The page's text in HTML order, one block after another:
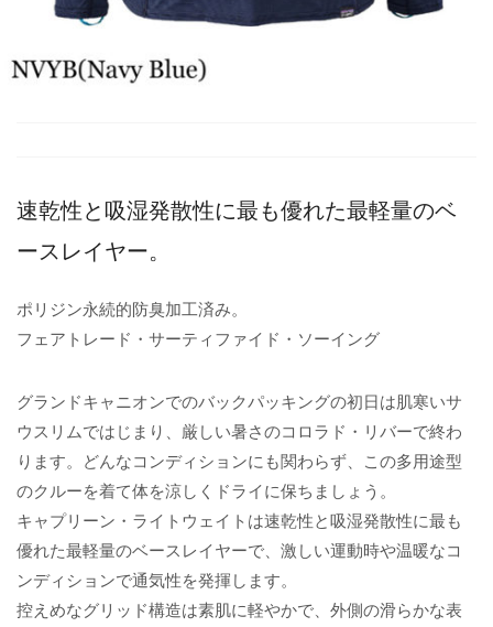
速乾性と吸湿発散性に最も優れた最軽量のベ
ースレイヤー。
ポリジン永続的防臭加工済み。
フェアトレード・サーティファイド・ソーイング
グランドキャニオンでのバックパッキングの初日は肌寒いサ
ウスリムではじまり、厳しい暑さのコロラド・リバーで終わ
ります。どんなコンディションにも関わらず、この多用途型
のクルーを着て体を涼しくドライに保ちましょう。
キャプリーン・ライトウェイトは速乾性と吸湿発散性に最も
優れた最軽量のベースレイヤーで、激しい運動時や温暖なコ
ンディションで通気性を発揮します。
控えめなグリッド構造は素肌に軽やかで、外側の滑らかな表